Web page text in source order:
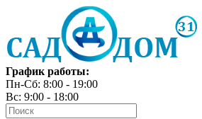
График работы:
Пн-Сб: 8:00 - 19:00
Вс: 9:00 - 18:00